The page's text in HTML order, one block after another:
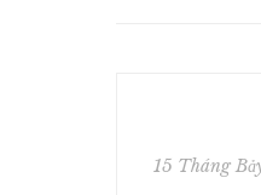
15 Tháng